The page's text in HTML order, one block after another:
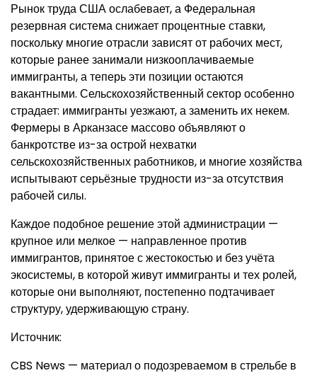
Рынок труда США ослабевает, а Федеральная
резервная система снижает процентные ставки,
поскольку многие отрасли зависят от рабочих мест,
которые ранее занимали низкооплачиваемые
иммигранты, а теперь эти позиции остаются
вакантными. Сельскохозяйственный сектор особенно
страдает: иммигранты уезжают, а заменить их некем.
Фермеры в Арканзасе массово объявляют о
банкротстве из-за острой нехватки
сельскохозяйственных работников, и многие хозяйства
испытывают серьёзные трудности из-за отсутствия
рабочей силы.
Каждое подобное решение этой администрации —
крупное или мелкое — направленное против
иммигрантов, принятое с жестокостью и без учёта
экосистемы, в которой живут иммигранты и тех ролей,
которые они выполняют, постепенно подтачивает
структуру, удерживающую страну.
Источник:
CBS News — материал о подозреваемом в стрельбе в